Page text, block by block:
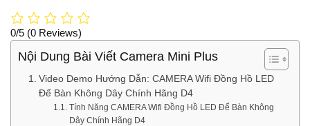
0/5 (0 Reviews)
Nội Dung Bài Viết Camera Mini Plus
Video Demo Hướng Dẫn: CAMERA Wifi Đồng Hồ LED
Để Bàn Không Dây Chính Hãng D4
Tính Năng CAMERA Wifi Đồng Hồ LED Để Bàn Không
Dây Chính Hãng D4